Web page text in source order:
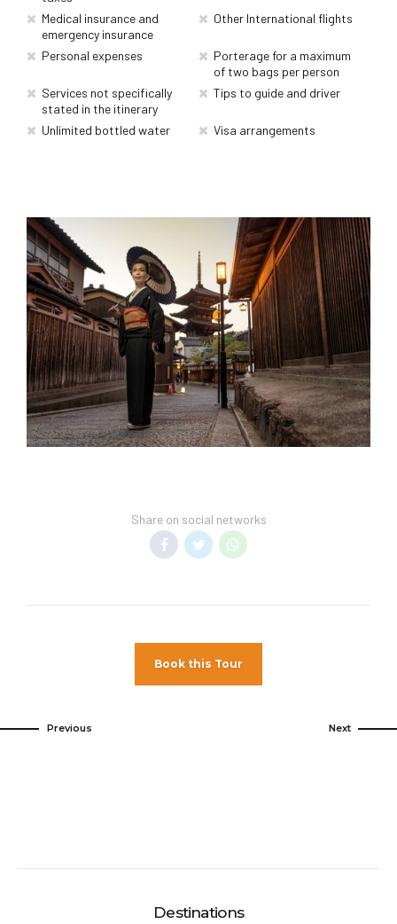
Medical insurance and
emergency insurance
Other International flights
Personal expenses
Porterage for a maximum
of two bags per person
Services not specifically
stated in the itinerary
Tips to guide and driver
Unlimited bottled water Visa arrangements
Share on social networks
Book this Tour
Previous Next
Destinations